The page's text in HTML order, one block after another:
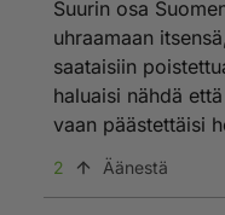
Suomenkansahan
alla, ei meillä ole
Suurin osa
uhraamaan
saataisiin
haluaisi nähdä
vaan päästettäisi
2 Äänestä